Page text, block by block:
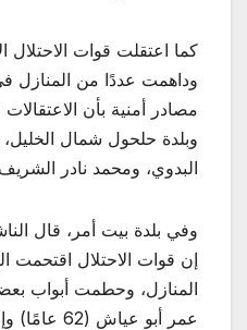
كما اعتقلت قوات الاحتلال
وداهمت عددًا من المنازل
مصادر أمنية بأن
وبلدة حلحول شمال
البدوي، ومحمد نادر
وفي بلدة بيت أمر، قال
إن قوات الاحتلال اقتحمت
المنازل، وحطمت أبواب